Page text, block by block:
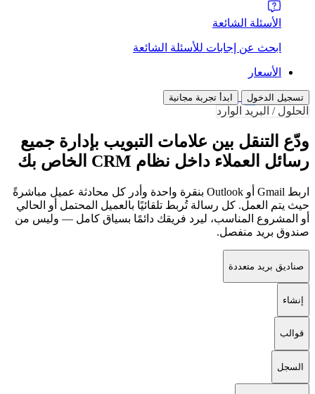
الأسئلة الشائعة
ابحث عن إجابات للأسئلة الشائعة
الأسعار
تسجيل الدخول ابدأ تجربة مجانية
الحلول / البريد الوارد
ودّع التنقل بين علامات التبويب بإدارة جميع
رسائل العملاء داخل نظام CRM الخاص بك
اربط Gmail أو Outlook بنقرة واحدة وأدر كل محادثة عميل مباشرةً
حيث يتم العمل. كل رسالة تُربط تلقائيًا بالعميل المحتمل أو الحالي
أو المشروع المناسب، ليرد فريقك دائمًا بسياق كامل — وليس من
صندوق بريد منفصل.
صناديق بريد متعددة
إنشاء
قوالب
السجل